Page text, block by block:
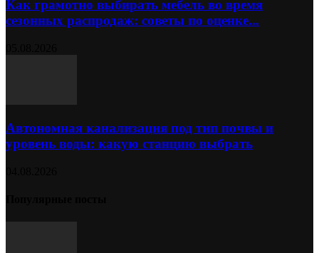
Как грамотно выбирать мебель во время
сезонных распродаж: советы по оценке...
Автономная канализация под тип почвы и
уровень воды: какую станцию выбрать